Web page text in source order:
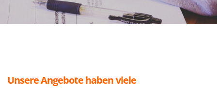
Unsere Angebote haben viele